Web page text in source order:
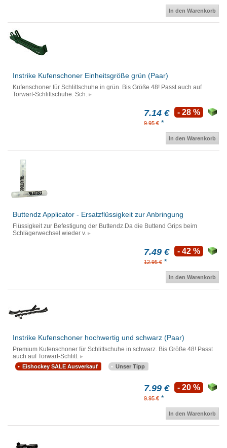
In den Warenkorb
Instrike Kufenschoner Einheitsgröße grün (Paar)
Kufenschoner für Schlittschuhe in grün. Bis Größe 48! Passt auch auf
Torwart-Schlittschuhe. Sch.
7.14 €
9.95 € *
- 28 %
In den Warenkorb
Buttendz Applicator - Ersatzflüssigkeit zur Anbringung
Flüssigkeit zur Befestigung der Buttendz.Da die Buttend Grips beim
Schlägerwechsel wieder v.
7.49 €
12.95 € *
- 42 %
In den Warenkorb
Instrike Kufenschoner hochwertig und schwarz (Paar)
Premium Kufenschoner für Schlittschuhe in schwarz. Bis Größe 48! Passt
auch auf Torwart-Schlitt.
Eishockey SALE Ausverkauf Unser Tipp
7.99 €
9.95 € *
- 20 %
In den Warenkorb